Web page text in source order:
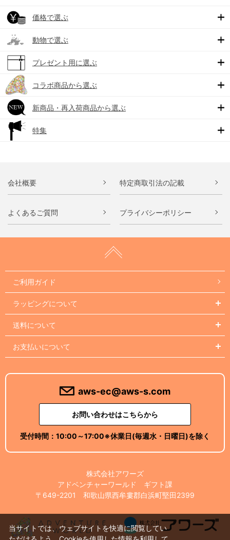
価格で選ぶ
動物で選ぶ
プレゼント用に選ぶ
コラボ商品から選ぶ
新商品・再入荷商品から選ぶ
特集
会社概要 特定商取引法の記載
よくあるご質問 プライバシーポリシー
ご利用ガイド
ラッピングについて
送料について
お支払いについて
aws-ec@aws-s.com
お問い合わせはこちらから
受付時間： 10:00～17:00※休業日(毎週水・日曜日)を除く
株式会社アワーズ
アドベンチャーワールド ギフト課
〒649-2201 和歌山県西牟婁郡白浜町堅田2399
当サイトでは、ウェブサイトを快適に閲覧してい